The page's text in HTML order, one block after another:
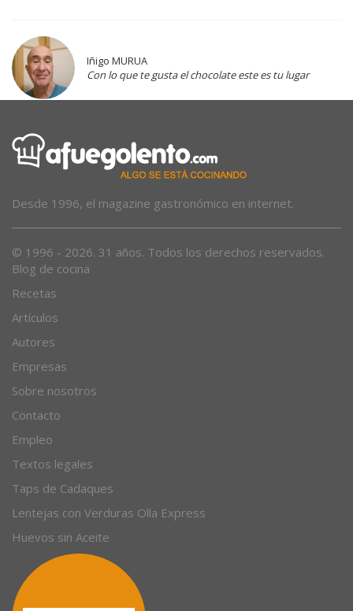
Iñigo MURUA
Con lo que te gusta el chocolate este es tu lugar
Desde 1996, el magazine gastronómico en internet.
© 1996 - 2026. 31 años. Todos los derechos reservados.
Blog de cocina
Recetas
Artículos
Autores
Empresas
Sobre nosotros
Contacto
Empleo
Textos legales
Taps de Cadaques
Lentejas con Verduras Olla Express
Huevos sin Aceite